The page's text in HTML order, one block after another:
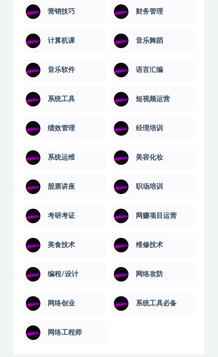
营销技巧 财务管理
计算机课 音乐舞蹈
音乐软件 语言汇编
系统工具 短视频运营
绩效管理 经理培训
系统运维 美容化妆
股票讲座 职场培训
考研考证 网赚项目运营
美食技术 维修技术
编程/设计 网络攻防
网络创业 系统工具必备
网络工程师